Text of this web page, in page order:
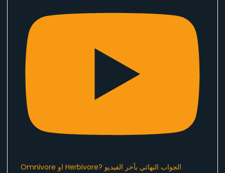
Omnivore او Herbivore? الجواب النهائي بآخر الفيديو